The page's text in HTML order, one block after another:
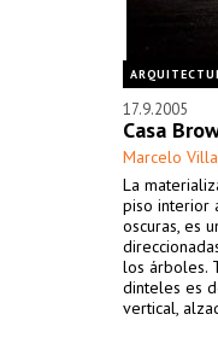
17.9.2005
Casa
Marcelo
La
piso interior
oscuras, es
los árboles.
dinteles es
vertical,